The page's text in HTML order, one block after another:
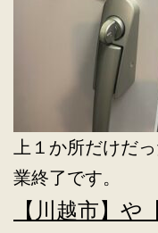
上１か所だけだ
業終了です。
【川越市】